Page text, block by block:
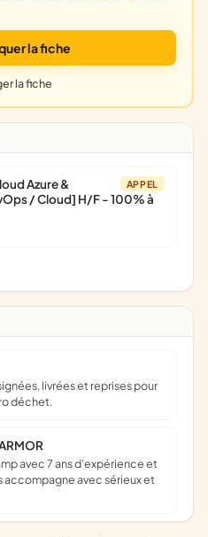
la fiche
la fiche
APPEL
Azure &
/ Cloud] H/F - 100% à
déchet.
accompagne avec sérieux et